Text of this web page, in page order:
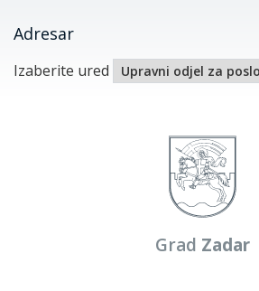
Adresar
Izaberite ured
Grad Zadar